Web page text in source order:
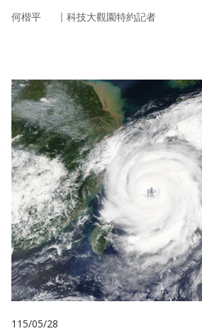
何楷平 ｜ 科技大觀園特約記者
115/05/28